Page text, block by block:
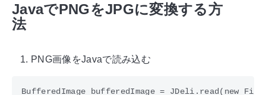
JavaでPNGをJPGに変換する方
法
PNG画像をJavaで読み込む